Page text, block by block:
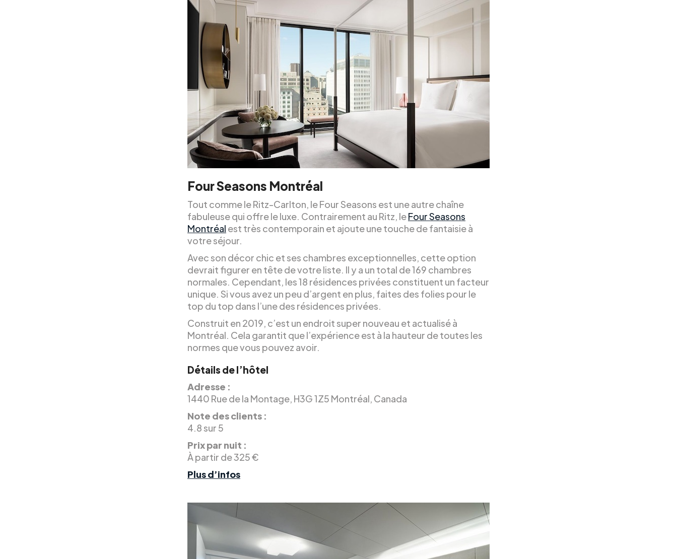
Four Seasons Montréal
Tout comme le Ritz-Carlton, le Four Seasons est une autre chaîne
fabuleuse qui offre le luxe. Contrairement au Ritz, leFour Seasons
Montréal est très contemporain et ajoute une touche de fantaisie à
votre séjour.
Avec son décor chic et ses chambres exceptionnelles, cette option
devrait figurer en tête de votre liste. Il y a un total de 169 chambres
normales. Cependant, les 18 résidences privées constituent un facteur
unique. Si vous avez un peu d’argent en plus, faites des folies pour le
top du top dans l’une des résidences privées.
Construit en 2019, c’est un endroit super nouveau et actualisé à
Montréal. Cela garantit que l’expérience est à la hauteur de toutes les
normes que vous pouvez avoir.
Détails de l’hôtel
Adresse :
1440 Rue de la Montage, H3G 1Z5 Montréal, Canada
Note des clients :
4.8 sur 5
Prix par nuit :
À partir de 325 €
Plus d’infos